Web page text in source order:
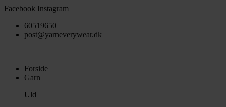
Videre
indhold
Facebook Instagram
60519650
post@yarneverywear.dk
Forside
Garn
Uld